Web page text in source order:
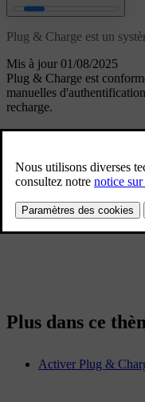
Mis à jour 01/08/2025
Plug & Charge
Plug & Charge est un
Plug & Charge est
manuelles
recharge.
Il existe d'autres
services de recharge.
d'instructions concernant
Plus dans ce
Activer Plug &